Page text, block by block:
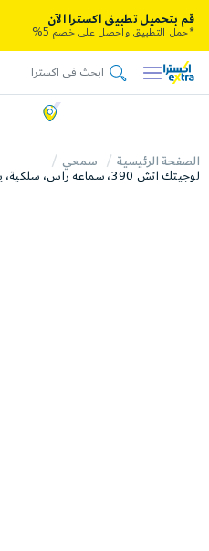
الصفحة الرئيسية
سمعي
لوجيتك اتش 390، سماعه راس، سلكية، يو اس بي، اسود
قم بتحميل تطبيق اكسترا الآن
*حمل التطبيق واحصل على خصم 5%